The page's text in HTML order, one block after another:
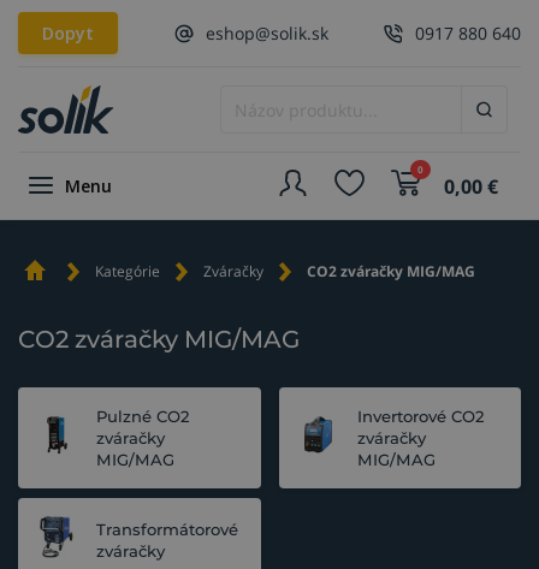
Dopyt eshop@solik.sk 0917 880 640
Menu
0
0,00€
Kategórie Zváračky CO2 zváračky MIG/MAG
CO2 zváračky MIG/MAG
Pulzné CO2
zváračky
MIG/MAG
Invertorové CO2
zváračky
MIG/MAG
Transformátorové
zváračky